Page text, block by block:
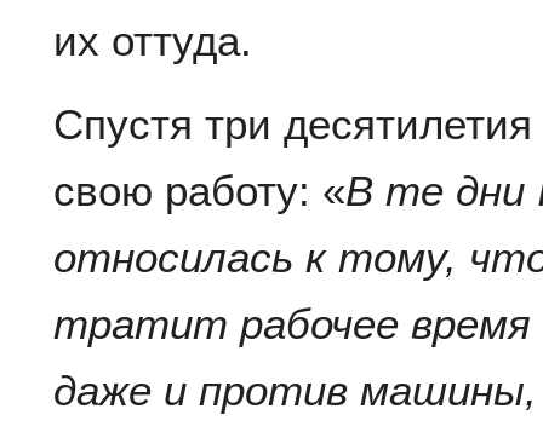
их оттуда.
Спустя три
свою работу: «В те дни
относилась к тому,
тратит рабочее
даже и против